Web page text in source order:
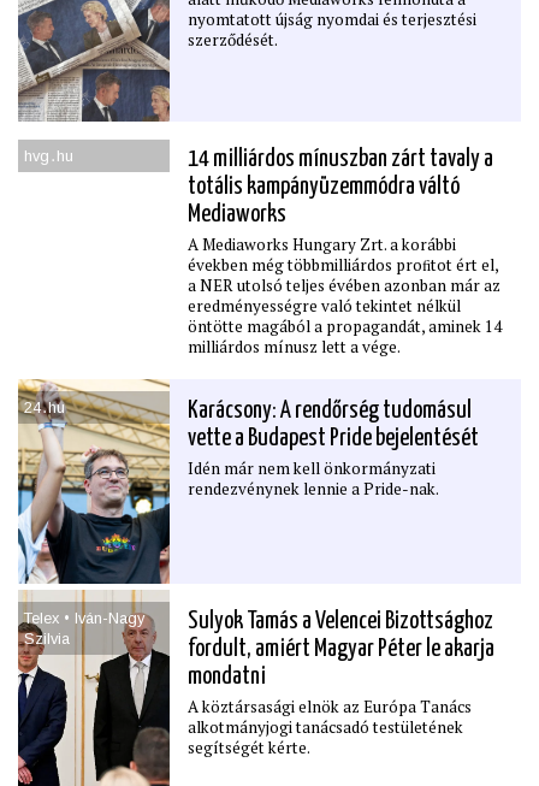
nyomtatott újság nyomdai és terjesztési
szerződését.
hvg․hu
14 milliárdos mínuszban zárt tavaly a
totális kampányüzemmódra váltó
Mediaworks
A Mediaworks Hungary Zrt. a korábbi
években még többmilliárdos proﬁtot ért el,
a NER utolsó teljes évében azonban már az
eredményességre való tekintet nélkül
öntötte magából a propagandát, aminek 14
milliárdos mínusz lett a vége.
24․hu
Karácsony: A rendőrség tudomásul
vette a Budapest Pride bejelentését
Idén már nem kell önkormányzati
rendezvénynek lennie a Pride-nak.
Telex • Iván-Nagy
Szilvia
Sulyok Tamás a Velencei Bizottsághoz
fordult, amiért Magyar Péter le akarja
mondatni
A köztársasági elnök az Európa Tanács
alkotmányjogi tanácsadó testületének
segítségét kérte.